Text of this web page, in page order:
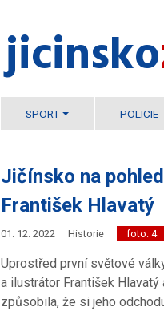
jicinsko​
SPORT POLICIE
Jičínsko na
František Hlavatý
01. 12. 2022 Historie foto: 4
Uprostřed první světové
a ilustrátor František Hlavatý
způsobila, že si jeho